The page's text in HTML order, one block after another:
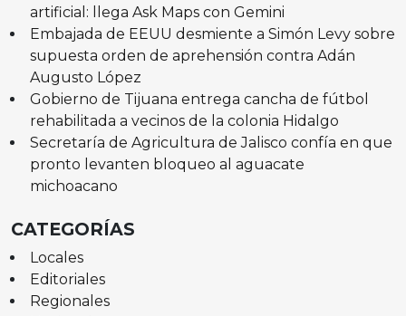
artificial: llega Ask Maps con Gemini
Embajada de EEUU desmiente a Simón Levy sobre
supuesta orden de aprehensión contra Adán
Augusto López
Gobierno de Tijuana entrega cancha de fútbol
rehabilitada a vecinos de la colonia Hidalgo
Secretaría de Agricultura de Jalisco confía en que
pronto levanten bloqueo al aguacate
michoacano
CATEGORÍAS
Locales
Editoriales
Regionales